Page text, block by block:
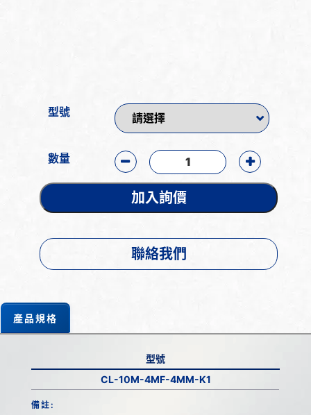
型號
數量
加入詢價
聯絡我們
產品規格
型號
CL-10M-4MF-4MM-K1
備註: